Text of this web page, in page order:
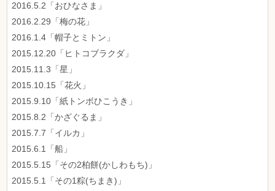
2016.5.2「おひなさま」
2016.2.29「梅の花」
2016.1.4「帽子とミトン」
2015.12.20「ヒトコブラクダ」
2015.11.3「星」
2015.10.15「花火」
2015.9.10「紙トンボひこうき」
2015.8.2「かざぐるま」
2015.7.7「イルカ」
2015.6.1「船」
2015.5.15「その2柏餅(かしわもち)」
2015.5.1「その1粽(ちまき)」